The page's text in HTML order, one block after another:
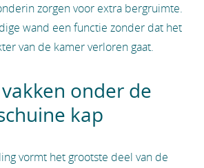
zorgen voor extra bergruimte.
wand een functie zonder dat het
van de kamer verloren gaat.
onder de
kap
vormt het grootste deel van de